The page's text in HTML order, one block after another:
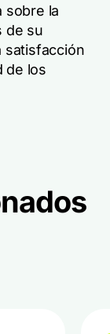
sobre la
de su
satisfacción
de los